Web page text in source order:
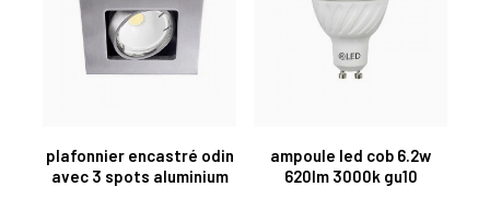
plafonnier encastré odin
avec 3 spots aluminium
ampoule led cob 6.2w
620lm 3000k gu10